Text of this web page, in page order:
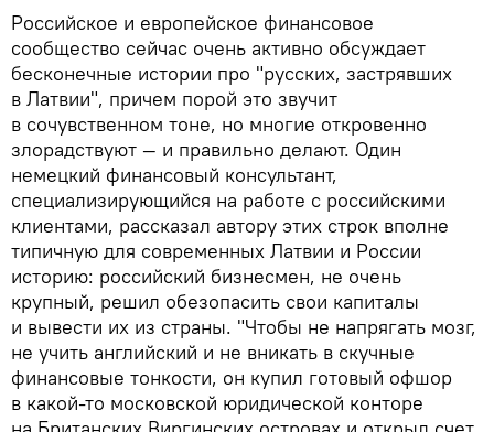
Российское и европейское финансовое
сообщество сейчас очень активно обсуждает
бесконечные истории про "русских, застрявших
в Латвии", причем порой это звучит
в сочувственном тоне, но многие откровенно
злорадствуют — и правильно делают. Один
немецкий финансовый консультант,
специализирующийся на работе с российскими
клиентами, рассказал автору этих строк вполне
типичную для современных Латвии и России
историю: российский бизнесмен, не очень
крупный, решил обезопасить свои капиталы
и вывести их из страны. "Чтобы не напрягать мозг,
не учить английский и не вникать в скучные
финансовые тонкости, он купил готовый офшор
в какой-то московской юридической конторе